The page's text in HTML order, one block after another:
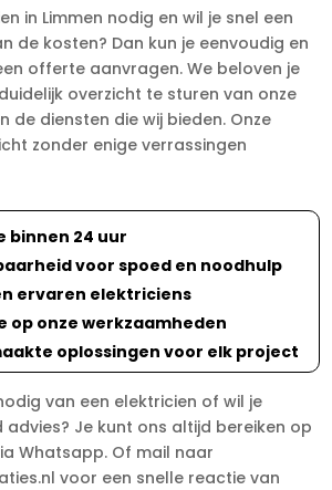
in Limmen nodig en wil je snel een
de kosten? Dan kun je eenvoudig en
offerte aanvragen. We beloven je
overzicht te sturen van onze
de diensten die wij bieden. Onze
zonder enige verrassingen
24 uur
voor spoed en noodhulp
ervaren elektriciens
op onze werkzaamheden
oplossingen voor elk project
van een elektricien of wil je
advies? Je kunt ons altijd bereiken op
Whatsapp. Of mail naar
voor een snelle reactie van